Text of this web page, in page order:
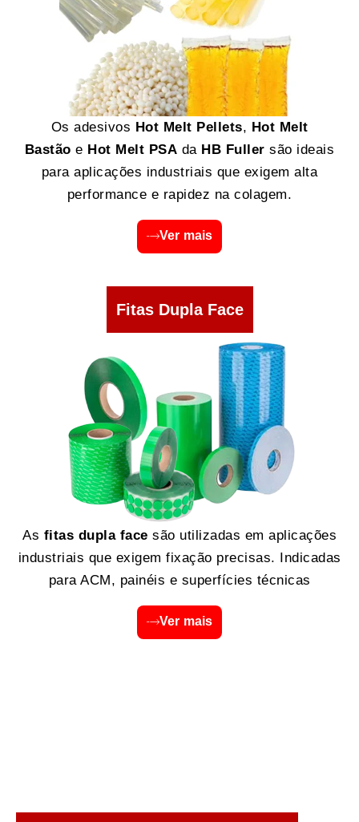
Os adesivos Hot Melt Pellets, Hot Melt
Bastão e Hot Melt PSA da HB Fuller são ideais
para aplicações industriais que exigem alta
performance e rapidez na colagem.
Ver mais
Fitas Dupla Face
As fitas dupla face são utilizadas em aplicações
industriais que exigem fixação precisas. Indicadas
para ACM, painéis e superfícies técnicas
Ver mais